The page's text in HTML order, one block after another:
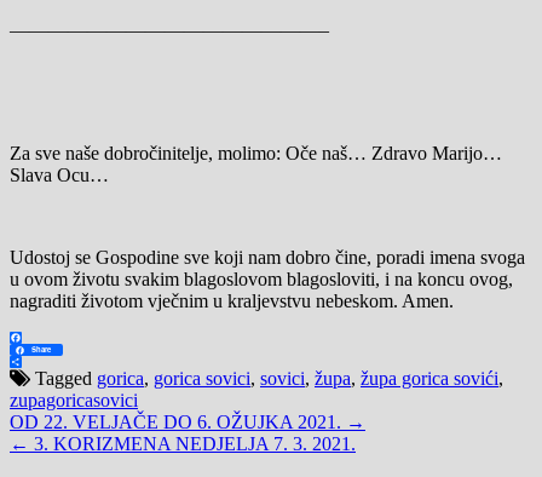
————————————————–
Za sve naše dobročinitelje, molimo: Oče naš… Zdravo Marijo…
Slava Ocu…
Udostoj se Gospodine sve koji nam dobro čine, poradi imena svoga
u ovom životu svakim blagoslovom blagosloviti, i na koncu ovog,
nagraditi životom vječnim u kraljevstvu nebeskom. Amen.
Facebook
Share
ShareTagged gorica, gorica sovici, sovici, župa, župa gorica sovići,
zupagoricasovici
Navigacija
objava
OD 22. VELJAČE DO 6. OŽUJKA 2021. →
← 3. KORIZMENA NEDJELJA 7. 3. 2021.